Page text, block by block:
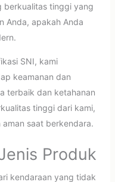
berkualitas tinggi yang
Anda, apakah Anda
SNI, kami
keamanan dan
terbaik dan ketahanan
tinggi dari kami,
saat berkendara.
Produk
kendaraan yang tidak